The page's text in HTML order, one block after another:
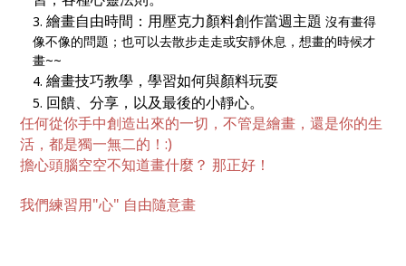
繪畫自由時間：用壓克力顏料創作當週主題沒有畫得
像不像的問題；也可以去散步走走或安靜休息，想畫的時候才
畫~~
繪畫技巧教學，學習如何與顏料玩耍
回饋、分享，以及最後的小靜心。
任何從你手中創造出來的一切，不管是繪畫，還是你的生
活，都是獨一無二的！:)
擔心頭腦空空不知道畫什麼？ 那正好！
我們練習用"心" 自由隨意畫